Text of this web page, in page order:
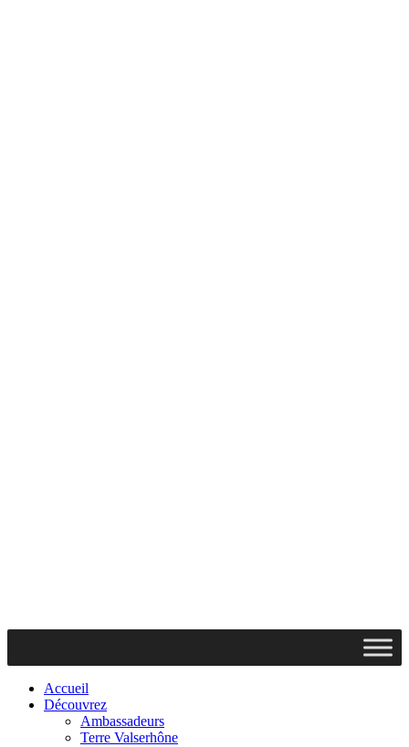
Accueil
Découvrez
Ambassadeurs
Terre Valserhône